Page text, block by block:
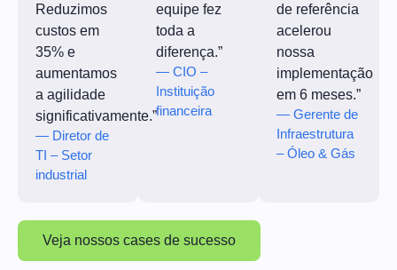
Reduzimos
custos em
35% e
aumentamos
a agilidade
significativamente.”
— Diretor de
TI – Setor
industrial
equipe fez
toda a
diferença.”
— CIO –
Instituição
financeira
de referência
acelerou
nossa
implementação
em 6 meses.”
— Gerente de
Infraestrutura
– Óleo & Gás
Veja nossos cases de sucesso